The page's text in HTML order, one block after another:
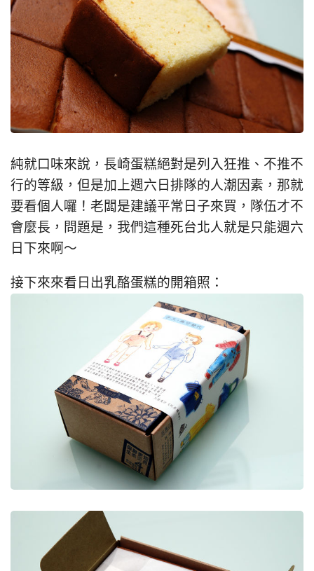
純就口味來說，長崎蛋糕絕對是列入狂推、不推不
行的等級，但是加上週六日排隊的人潮因素，那就
要看個人囉！老闆是建議平常日子來買，隊伍才不
會麼長，問題是，我們這種死台北人就是只能週六
日下來啊～
接下來來看日出乳酪蛋糕的開箱照：